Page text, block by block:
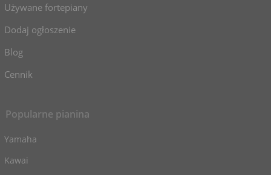
Używane fortepiany
Dodaj ogłoszenie
Blog
Cennik
Popularne pianina
Yamaha
Kawai